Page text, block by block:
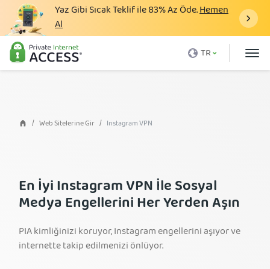
Yaz Gibi Sıcak Teklif ile83%Az Öde.Hemen
Al
TR
VPN nedir
Neden PIA
VPN Avantajları
Blog
Giriş yap
Web Sitelerine Gir Instagram VPN
En İyi Instagram VPN İle Sosyal
Medya Engellerini Her Yerden Aşın
PIA kimliğinizi koruyor, Instagram engellerini aşıyor ve
internette takip edilmenizi önlüyor.